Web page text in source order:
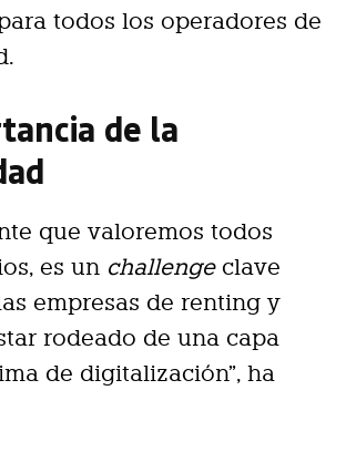
todos los operadores de
de la
que valoremos todos
es un challengeclave
empresas de renting y
rodeado de una capa
de digitalización”, ha